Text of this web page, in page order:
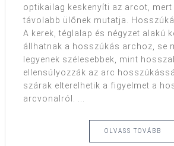
optikailag keskenyíti az arcot, mert
távolabb ülőnek mutatja.
A kerek, téglalap és négyzet alakú
állhatnak a hosszúkás archoz, se
legyenek szélesebbek, mint
ellensúlyozzák az arc
szárak elterelhetik a figyelmet a
arcvonalról. ...
OLVASS TOVÁBB